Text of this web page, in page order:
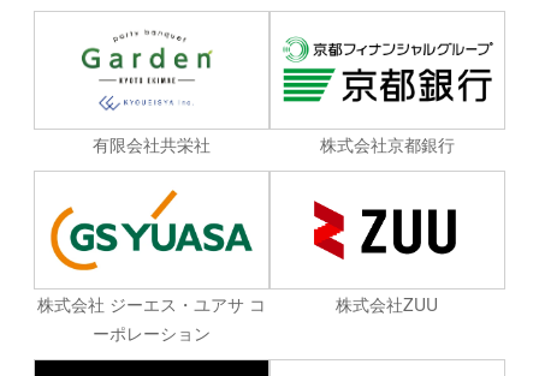
有限会社共栄社 株式会社京都銀行
株式会社 ジーエス・ユアサ コ
ーポレーション
株式会社ZUU